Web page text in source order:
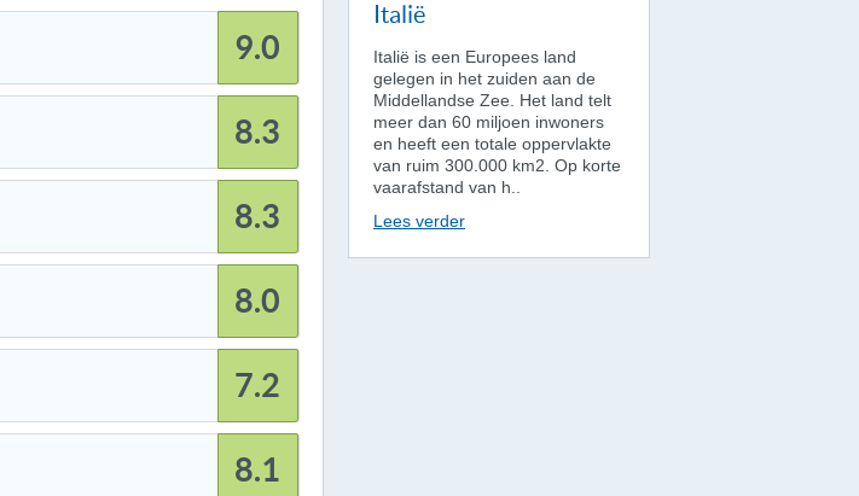
9.0
8.3
8.3
8.0
7.2
8.1
Italië
Italië is een Europees land
gelegen in het zuiden aan de
Middellandse Zee. Het land telt
meer dan 60 miljoen inwoners
en heeft een totale oppervlakte
van ruim 300.000 km2. Op korte
vaarafstand van h..
Lees verder